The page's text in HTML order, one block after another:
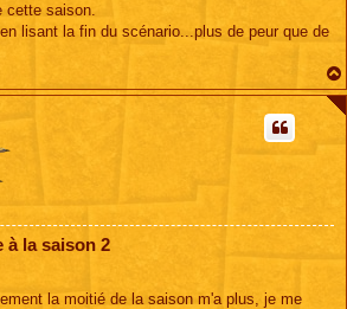
cette saison.
lisant la fin du scénario...plus de peur que de
à la saison 2
la moitié de la saison m'a plus, je me